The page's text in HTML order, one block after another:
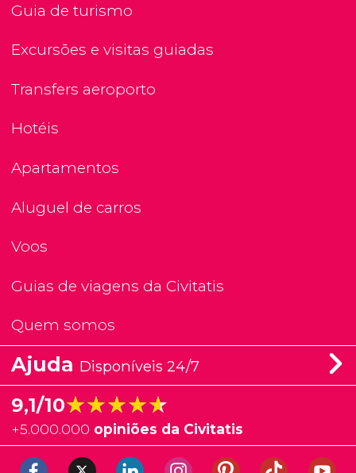
Guia de turismo
Excursões e visitas guiadas
Transfers aeroporto
Hotéis
Apartamentos
Aluguel de carros
Voos
Guias de viagens da Civitatis
Quem somos
Ajuda Disponíveis 24/7
9,1/10★★★★★
★★★★★
+5.000.000 opiniões da Civitatis